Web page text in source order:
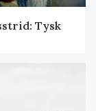
Tysk